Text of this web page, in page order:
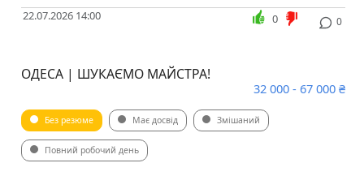
22.07.2026 14:00 0
0
ОДЕСА | ШУКАЄМО МАЙСТРА!
32 000 - 67 000 ₴
Без резюме Має досвід Змішаний
Повний робочий день